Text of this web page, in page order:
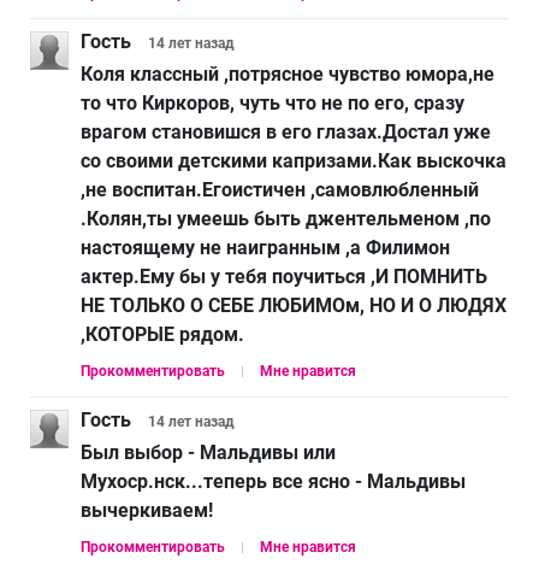
Гость 14 лет назад
Коля классный ,потрясное чувство юмора,не
то что Киркоров, чуть что не по его, сразу
врагом становишся в его глазах.Достал уже
со своими детскими капризами.Как выскочка
,не воспитан.Егоистичен ,самовлюбленный
.Колян,ты умеешь быть джентельменом ,по
настоящему не наигранным ,а Филимон
актер.Ему бы у тебя поучиться ,И ПОМНИТЬ
НЕ ТОЛЬКО О СЕБЕ ЛЮБИМОм, НО И О ЛЮДЯХ
,КОТОРЫЕ рядом.
Прокомментировать Мне нравится
Гость 14 лет назад
Был выбор - Мальдивы или
Мухоср.нск...теперь все ясно - Мальдивы
вычеркиваем!
Прокомментировать Мне нравится